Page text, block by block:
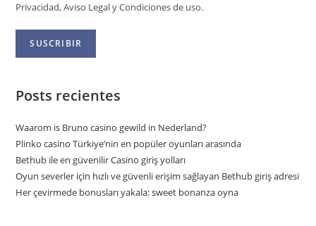
Privacidad, Aviso Legal y Condiciones de uso.
Posts recientes
Waarom is Bruno casino gewild in Nederland?
Plinko casino Türkiye’nin en popüler oyunları arasında
Bethub ile en güvenilir Casino giriş yolları
Oyun severler için hızlı ve güvenli erişim sağlayan Bethub giriş adresi
Her çevirmede bonusları yakala: sweet bonanza oyna